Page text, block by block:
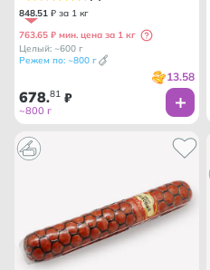
848.51 ₽ за 1 кг
763.65 ₽ мин. цена за 1 кг
Целый: ~600 г
Режем по: ~800 г
13.58
678.81 ₽
~800 г